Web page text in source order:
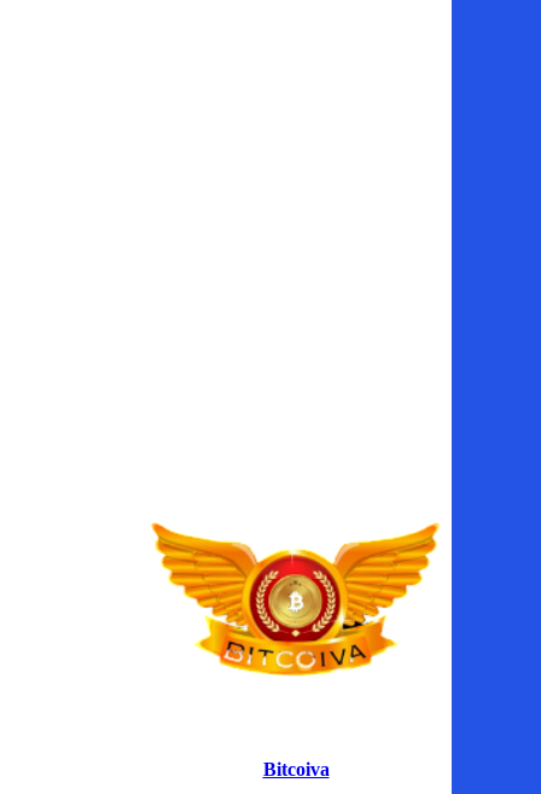
Bitcoiva